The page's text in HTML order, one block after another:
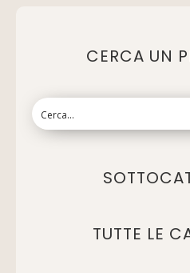
CERCA UN
TUTTE LE